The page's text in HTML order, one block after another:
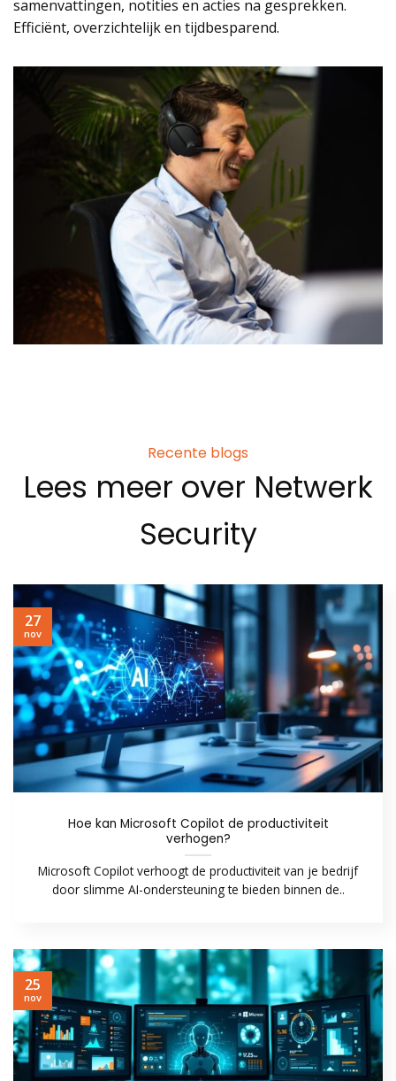
samenvattingen, notities en acties na gesprekken.
Efficiënt, overzichtelijk en tijdbesparend.
Recente blogs
Lees meer over Netwerk
Security
Hoe kan Microsoft Copilot de productiviteit
verhogen?
Microsoft Copilot verhoogt de productiviteit van je bedrijf
door slimme AI-ondersteuning te bieden binnen de..
27
nov
25
nov